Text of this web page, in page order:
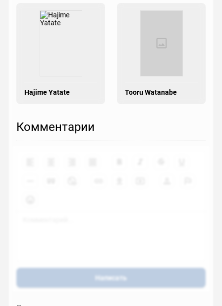
Hajime Yatate Tooru Watanabe
Комментарии
Написать